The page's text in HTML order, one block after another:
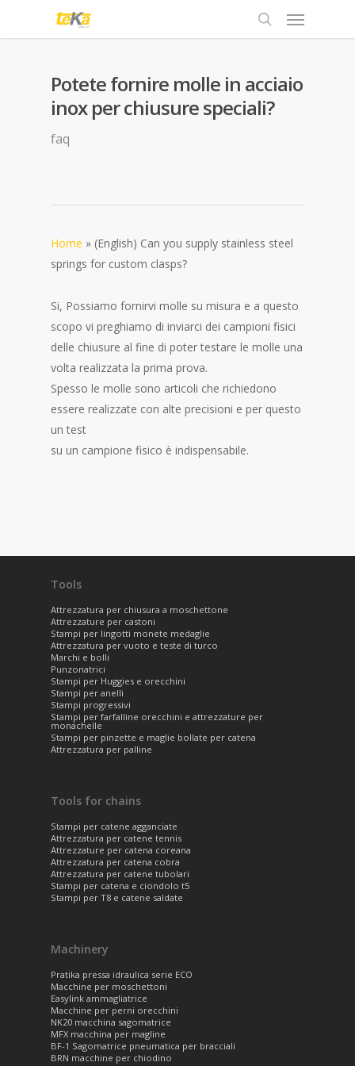
Potete fornire molle in acciaio
inox per chiusure speciali?
faq
Home » (English) Can you supply stainless steel
springs for custom clasps?
Si, Possiamo fornirvi molle su misura e a questo
scopo vi preghiamo di inviarci dei campioni fisici
delle chiusure al fine di poter testare le molle una
volta realizzata la prima prova.
Spesso le molle sono articoli che richiedono
essere realizzate con alte precisioni e per questo
un test
su un campione fisico è indispensabile.
Tools
Attrezzatura per chiusura a moschettone
Attrezzature per castoni
Stampi per lingotti monete medaglie
Attrezzatura per vuoto e teste di turco
Marchi e bolli
Punzonatrici
Stampi per Huggies e orecchini
Stampi per anelli
Stampi progressivi
Stampi per farfalline orecchini e attrezzature per
monachelle
Stampi per pinzette e maglie bollate per catena
Attrezzatura per palline
Tools for chains
Stampi per catene agganciate
Attrezzatura per catene tennis
Attrezzature per catena coreana
Attrezzatura per catena cobra
Attrezzatura per catene tubolari
Stampi per catena e ciondolo t5
Stampi per T8 e catene saldate
Machinery
Pratika pressa idraulica serie ECO
Macchine per moschettoni
Easylink ammagliatrice
Macchine per perni orecchini
NK20 macchina sagomatrice
MFX macchina per magline
BF-1 Sagomatrice pneumatica per bracciali
BRN macchine per chiodino